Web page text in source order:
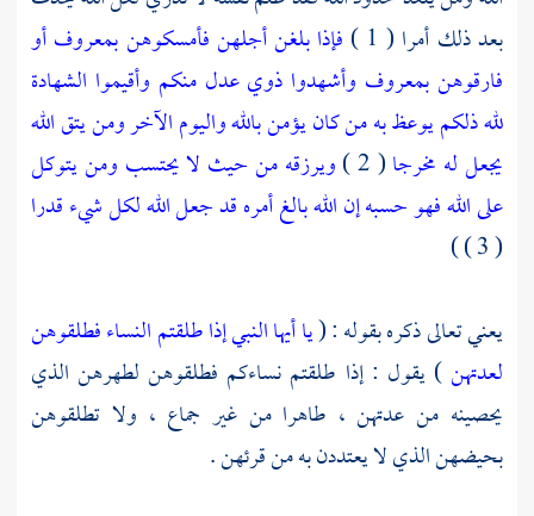
بعد ذلك أمرا ( 1 )
فإذا بلغن أجلهن فأمسكوهن بمعروف أو
فارقوهن بمعروف وأشهدوا ذوي عدل منكم وأقيموا الشهادة
لله ذلكم يوعظ به من كان يؤمن بالله واليوم الآخر ومن يتق الله
يجعل له مخرجا( 2 )
ويرزقه من حيث لا يحتسب ومن يتوكل
على الله فهو حسبه إن الله بالغ أمره قد جعل الله لكل شيء قدرا
( 3 ) )
يعني تعالى ذكره بقوله : (يا أيها النبي إذا طلقتم النساء فطلقوهن
لعدتهن) يقول : إذا طلقتم نساءكم فطلقوهن لطهرهن الذي
يحصينه من عدتهن ، طاهرا من غير جماع ، ولا تطلقوهن
بحيضهن الذي لا يعتددن به من قرئهن .